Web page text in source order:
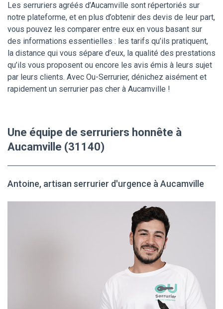
Les serruriers agréés d’Aucamville sont répertoriés sur
notre plateforme, et en plus d’obtenir des devis de leur part,
vous pouvez les comparer entre eux en vous basant sur
des informations essentielles : les tarifs qu’ils pratiquent,
la distance qui vous sépare d’eux, la qualité des prestations
qu’ils vous proposent ou encore les avis émis à leurs sujet
par leurs clients. Avec Ou-Serrurier, dénichez aisément et
rapidement un serrurier pas cher à Aucamville !
Une équipe de serruriers honnête à
Aucamville (31140)
Antoine, artisan serrurier d'urgence à Aucamville